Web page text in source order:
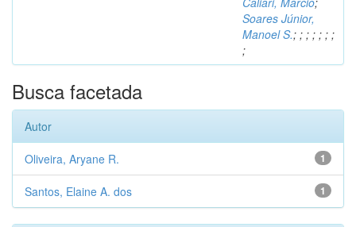
Soares Júnior,
Manoel S.; ; ; ; ; ; ;
;
Busca facetada
Autor
1
Oliveira, Aryane R.
1
Santos, Elaine A. dos